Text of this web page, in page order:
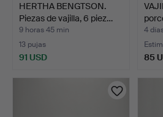
HERTHA BENGTSON.
Piezas de vajilla, 6 piez…
9 horas 45 min
13 pujas
91 USD
4
85